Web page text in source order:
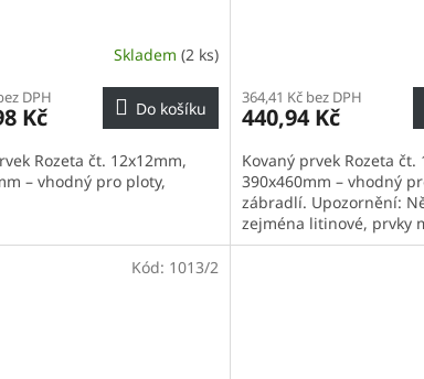
Skladem (2 ks)
DPH
Kč Do košíku
Rozeta čt. 12x12mm,
– vhodný pro ploty,
364,41 Kč bez DPH
440,94 Kč
Kovaný prvek Rozeta čt.
390x460mm – vhodný
zábradlí. Upozornění:
zejména litinové, prvky
povrchovou korozi.
Kód: 1013/2